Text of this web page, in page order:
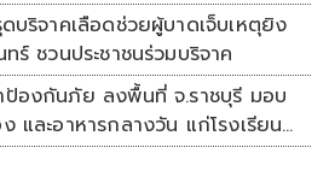
บริจาคเลือดช่วยผู้บาดเจ็บเหตุยิง
ทร์ ชวนประชาชนร่วมบริจาค
ป้องกันภัย ลงพื้นที่ จ.ราชบุรี มอบ
และอาหารกลางวัน แก่โรงเรียน
ำใส